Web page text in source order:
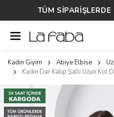
TÜM
Kadın Giyim Abiye Elbise
Kadın Dar Kalıp Şallı Uzun Kol